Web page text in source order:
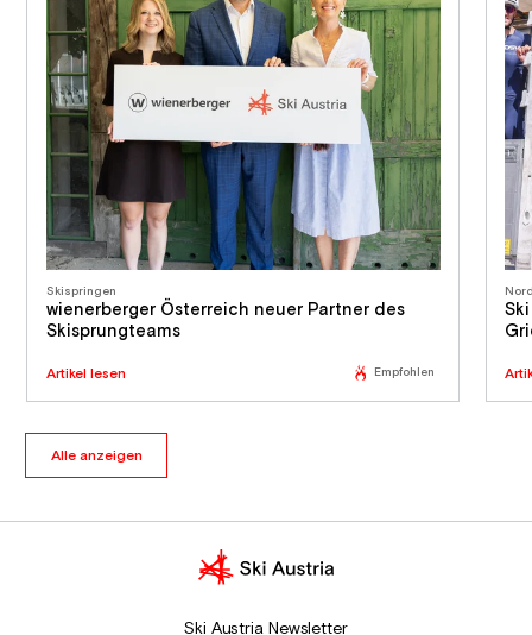
Skispringen
wienerberger Österreich neuer Partner des
Skisprungteams
Artikel lesen Empfohlen
Alle anzeigen
Ski Austria Newsletter